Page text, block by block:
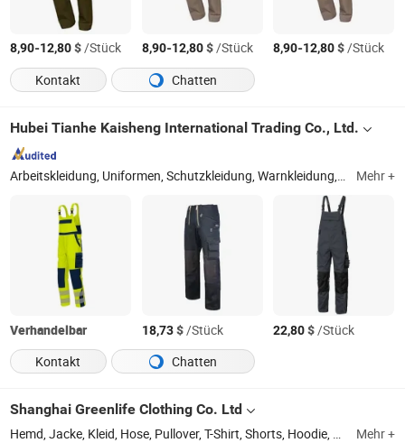
8,90-12,80$/Stück 8,90-12,80$/Stück 8,90-12,80$/Stück
Kontakt
Chatten
Hubei Tianhe Kaisheng International Trading Co., Ltd.
Arbeitskleidung, Uniformen, Schutzkleidung, Warnkleidung, Kochbekleidung, Krankenhausbekleidung, Softshelljacken, Strickwaren, Arbeitshemden, Winterbekleidung Mehr +
Verhandelbar 18,73$/Stück 22,80$/Stück
Kontakt
Chatten
Shanghai Greenlife Clothing Co. Ltd
Hemd, Jacke, Kleid, Hose, Pullover, T-Shirt, Shorts, Hoodie, Mantel, Häkelkleid leger Mehr +